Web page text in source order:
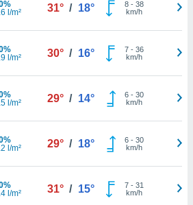
l/m²
31° / 18° 8- 38
km/h
l/m²
30° / 16° 7- 36
km/h
l/m²
29° / 14° 6- 30
km/h
l/m²
29° / 18° 6- 30
km/h
l/m²
31° / 15° 7- 31
km/h